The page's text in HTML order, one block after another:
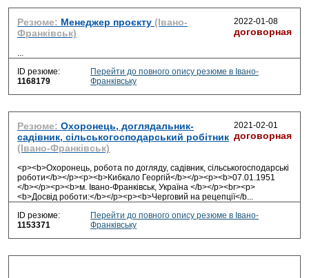
Резюме: Менеджер проєкту (Івано-
Франківськ)
2022-01-08
договорная
...
ID резюме:
1168179
Перейти до повного опису резюме в Івано-
Франківську
Резюме: Охоронець, доглядальник-
садівник, сільськогосподарський робітник
(Івано-Франківськ)
2021-02-01
договорная
<p><b>Охоронець, робота по догляду, садівник, сільськогосподарські
роботи</b></p><p><b>Кибкало Георгій</b></p><p><b>07.01.1951
</b></p><p><b>м. Івано-Франківськ, Україна </b></p><br><p>
<b>Досвід роботи:</b></p><p><b>Черговий на рецепції</b...
ID резюме:
1153371
Перейти до повного опису резюме в Івано-
Франківську